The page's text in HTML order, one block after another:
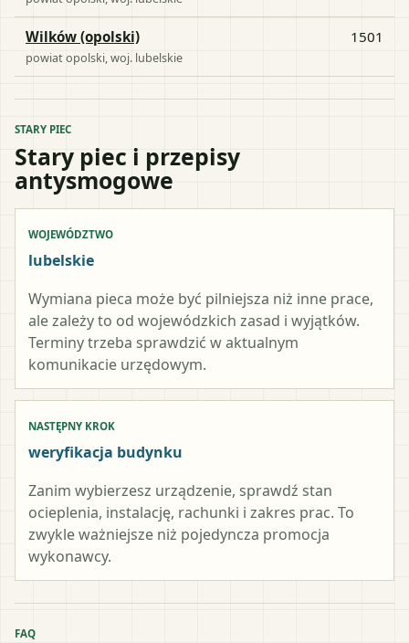
Wilków (opolski)
powiatopolski , woj. lubelskie
1501
STARY PIEC
Stary piec i przepisy
antysmogowe
WOJEWÓDZTWO
lubelskie
Wymiana pieca może być pilniejsza niż inne prace,
ale zależy to od wojewódzkich zasad i wyjątków.
Terminy trzeba sprawdzić w aktualnym
komunikacie urzędowym.
NASTĘPNY KROK
weryfikacja budynku
Zanim wybierzesz urządzenie, sprawdź stan
ocieplenia, instalację, rachunki i zakres prac. To
zwykle ważniejsze niż pojedyncza promocja
wykonawcy.
FAQ